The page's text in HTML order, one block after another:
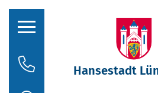
Hansestadt